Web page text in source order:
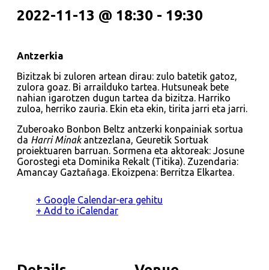
2022-11-13 @ 18:30 - 19:30
Antzerkia
Bizitzak bi zuloren artean dirau: zulo batetik gatoz,
zulora goaz. Bi arrailduko tartea. Hutsuneak bete
nahian igarotzen dugun tartea da bizitza. Harriko
zuloa, herriko zauria. Ekin eta ekin, tirita jarri eta jarri.
Zuberoako Bonbon Beltz antzerki konpainiak sortua
da Harri Minakantzezlana, Geuretik Sortuak
proiektuaren barruan. Sormena eta aktoreak: Josune
Gorostegi eta Dominika Rekalt (Titika). Zuzendaria:
Amancay Gaztañaga. Ekoizpena: Berritza Elkartea.
+ Google Calendar-era gehitu
+ Add to iCalendar